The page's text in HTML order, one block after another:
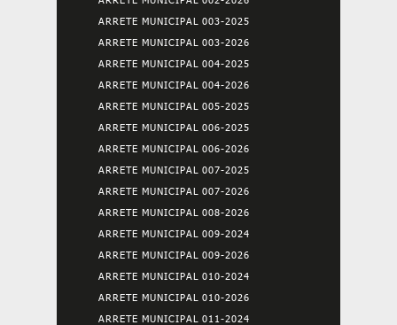
ARRETE MUNICIPAL 003-2025
ARRETE MUNICIPAL 003-2026
ARRETE MUNICIPAL 004-2025
ARRETE MUNICIPAL 004-2026
ARRETE MUNICIPAL 005-2025
ARRETE MUNICIPAL 006-2025
ARRETE MUNICIPAL 006-2026
ARRETE MUNICIPAL 007-2025
ARRETE MUNICIPAL 007-2026
ARRETE MUNICIPAL 008-2026
ARRETE MUNICIPAL 009-2024
ARRETE MUNICIPAL 009-2026
ARRETE MUNICIPAL 010-2024
ARRETE MUNICIPAL 010-2026
ARRETE MUNICIPAL 011-2024